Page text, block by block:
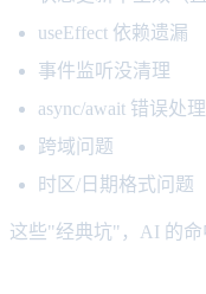
useEffect 依赖遗漏
事件监听没清理
async/await 错误处
跨域问题
时区/日期格式问题
这些"经典坑"，AI 的命